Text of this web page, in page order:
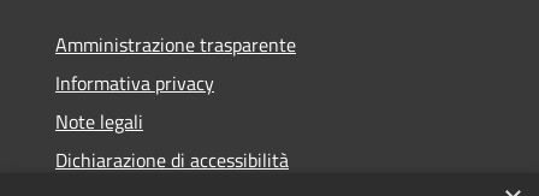
Amministrazione trasparente
Informativa privacy
Note legali
Dichiarazione di accessibilità